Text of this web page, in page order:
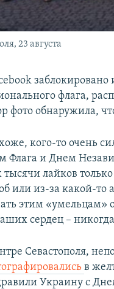
23 августа
флага,
фото обнаружила,
кого-то очень
Флага и Днем
тысячи лайков
или из-за какой-то
этим «умельцам»
сердец –
Севастополя,
в
Украину с